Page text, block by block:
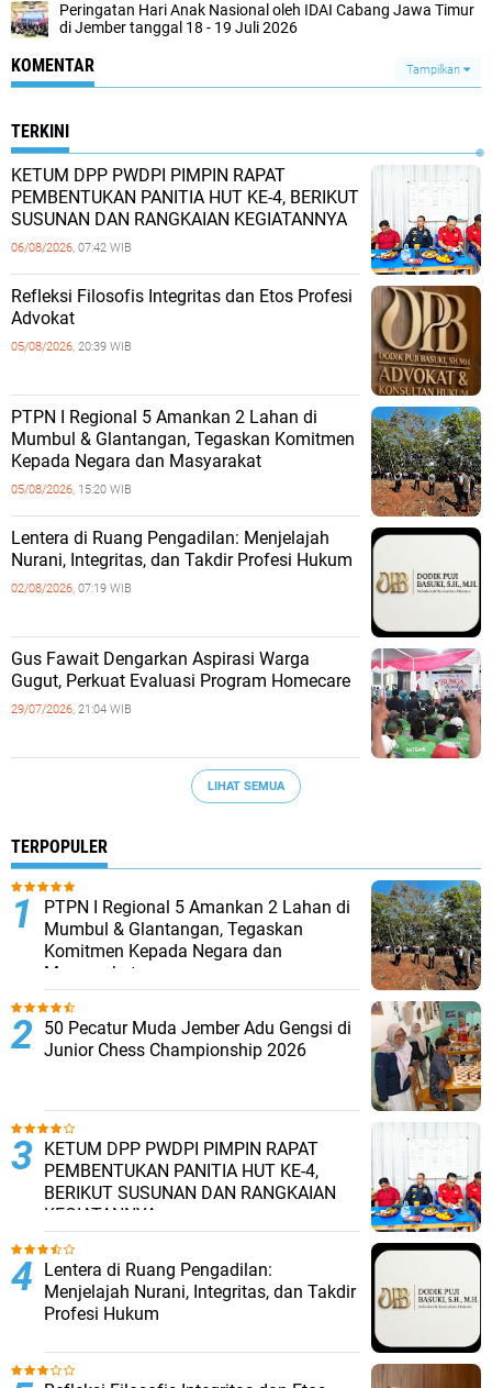
Peringatan Hari Anak Nasional oleh IDAI Cabang Jawa Timur
di Jember tanggal 18 - 19 Juli 2026
KOMENTAR Tampilkan
TERKINI
KETUM DPP PWDPI PIMPIN RAPAT
PEMBENTUKAN PANITIA HUT KE-4, BERIKUT
SUSUNAN DAN RANGKAIAN KEGIATANNYA
06/08/2026, 07:42 WIB
Refleksi Filosofis Integritas dan Etos Profesi
Advokat
05/08/2026, 20:39 WIB
PTPN I Regional 5 Amankan 2 Lahan di
Mumbul & Glantangan, Tegaskan Komitmen
Kepada Negara dan Masyarakat
05/08/2026, 15:20 WIB
​Lentera di Ruang Pengadilan: Menjelajah
Nurani, Integritas, dan Takdir Profesi Hukum
02/08/2026, 07:19 WIB
‎Gus Fawait Dengarkan Aspirasi Warga
Gugut, Perkuat Evaluasi Program Homecare ‎
29/07/2026, 21:04 WIB
LIHAT SEMUA
TERPOPULER
PTPN I Regional 5 Amankan 2 Lahan di
Mumbul & Glantangan, Tegaskan
Komitmen Kepada Negara dan
Masyarakat
50 Pecatur Muda Jember Adu Gengsi di
Junior Chess Championship 2026
KETUM DPP PWDPI PIMPIN RAPAT
PEMBENTUKAN PANITIA HUT KE-4,
BERIKUT SUSUNAN DAN RANGKAIAN
KEGIATANNYA
​Lentera di Ruang Pengadilan:
Menjelajah Nurani, Integritas, dan Takdir
Profesi Hukum